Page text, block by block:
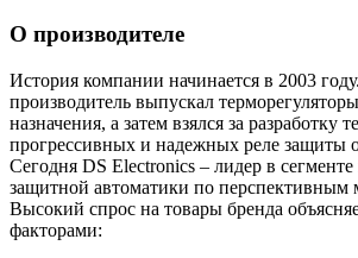
О производителе
История компании начинается в 2003
производитель выпускал
назначения, а затем взялся за разработку
прогрессивных и надежных реле защиты
Сегодня DS Electronics – лидер в сегменте
защитной автоматики по перспективным
Высокий спрос на товары бренда
факторами: